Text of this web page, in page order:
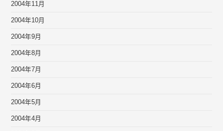
2004年11月
2004年10月
2004年9月
2004年8月
2004年7月
2004年6月
2004年5月
2004年4月